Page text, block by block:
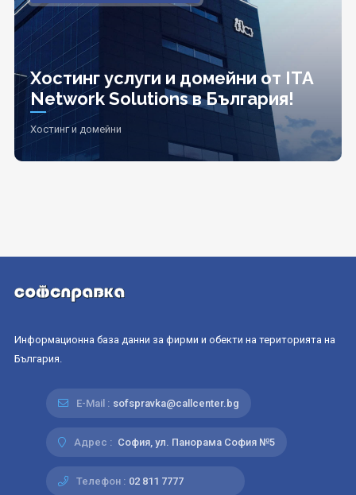
Хостинг услуги и домейни от ITA
Network Solutions в България!
Хостинг и домейни
Информационна база данни за фирми и обекти на територията на
България.
E-Mail : sofspravka@callcenter.bg
Адрес : София, ул. Панорама София №5
Телефон : 02 811 7777